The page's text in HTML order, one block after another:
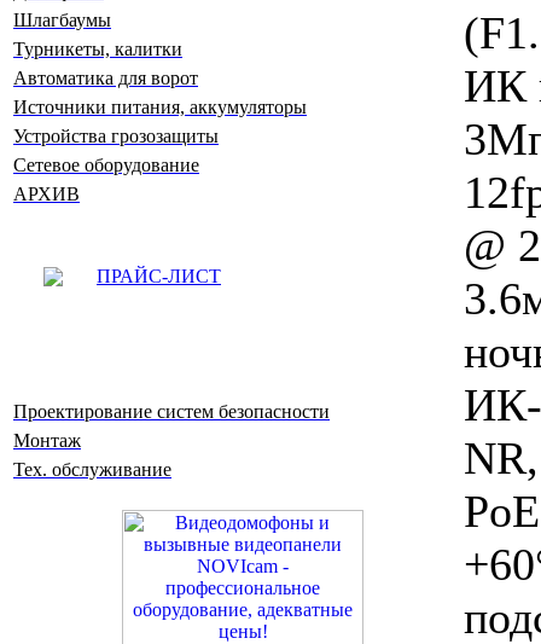
Шлагбаумы
Турникеты, калитки
Автоматика для ворот
Источники питания, аккумуляторы
Устройства грозозащиты
Сетевое оборудование
АРХИВ
ПРАЙС-ЛИСТ
Проектирование систем безопасности
Монтаж
Тех. обслуживание
ИК
@
ИК-